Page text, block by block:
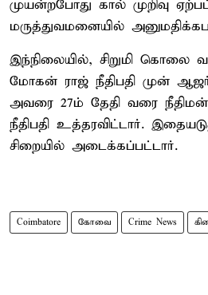
முயன்றபோது கால் முறிவு
மருத்துவமனையில்
இந்நிலையில், சிறுமி கொலை
மோகன் ராஜ் நீதிபதி முன்
அவரை 27ம் தேதி வரை
நீதிபதி உத்தரவிட்டார்.
சிறையில் அடைக்கப்பட்டார்.
Coimbatore கோவை Crime News